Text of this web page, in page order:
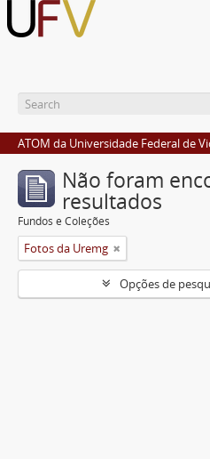
ATOM da Universidade Federal de
Não foram
resultados
Fundos e Coleções
Fotos da Uremg
Opções de